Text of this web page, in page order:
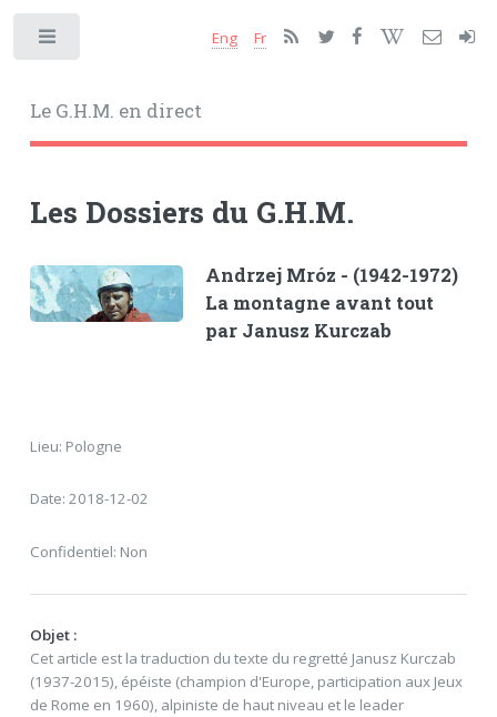
Le G.H.M. en direct
Eng Fr
Les Dossiers du G.H.M.
Andrzej Mróz - (1942-1972)
La montagne avant tout
par Janusz Kurczab
Lieu: Pologne
Date: 2018-12-02
Confidentiel: Non
Objet :
Cet article est la traduction du texte du regretté Janusz Kurczab
(1937-2015), épéiste (champion d'Europe, participation aux Jeux
de Rome en 1960), alpiniste de haut niveau et le leader